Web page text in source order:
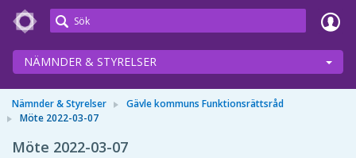
Meetings+
NÄMNDER & STYRELSER
Nämnder & Styrelser
Gävle kommuns Funktionsrättsråd
Möte 2022-03-07
Möte 2022-03-07